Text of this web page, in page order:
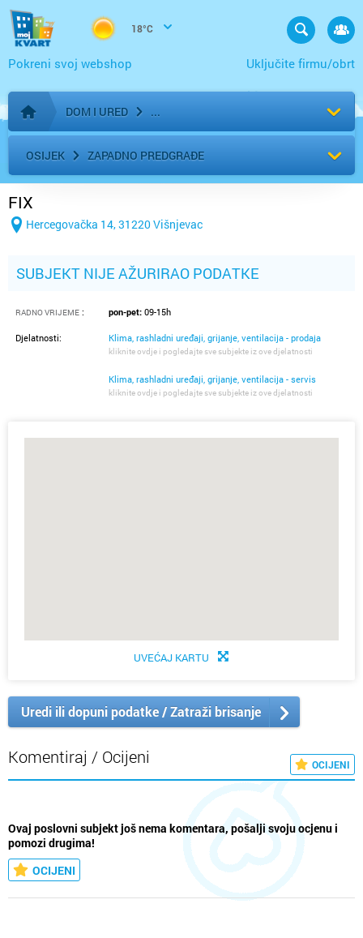
18°C
Uključite firmu/obrt
Pokreni svoj webshop
Početna stranica
DOM I URED
OSIJEK ZAPADNO PREDGRAĐE
FIX
Hercegovačka 14, 31220 Višnjevac
SUBJEKT NIJE AŽURIRAO PODATKE
RADNO VRIJEME: pon-pet:09-15h
Djelatnosti: Klima, rashladni uređaji, grijanje, ventilacija - prodaja
kliknite ovdje i pogledajte sve subjekte iz ove djelatnosti
Klima, rashladni uređaji, grijanje, ventilacija - servis
kliknite ovdje i pogledajte sve subjekte iz ove djelatnosti
UVEĆAJ KARTU
Uredi ili dopuni podatke / Zatraži brisanje
Komentiraj / Ocijeni OCIJENI
Ovaj poslovni subjekt još nema komentara, pošalji svoju ocjenu i
pomozi drugima!
OCIJENI